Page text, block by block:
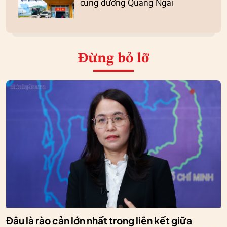
Đừng bỏ lỡ
Đâu là rào cản lớn nhất trong liên kết giữa